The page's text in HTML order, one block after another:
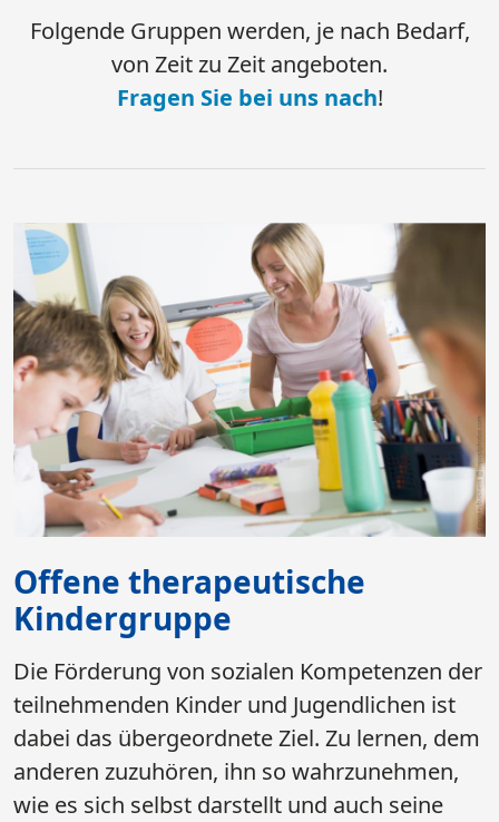
Folgende Gruppen werden, je nach Bedarf,
von Zeit zu Zeit angeboten.
Fragen Sie bei uns nach!
Offene therapeutische
Kindergruppe
Die Förderung von sozialen Kompetenzen der
teilnehmenden Kinder und Jugendlichen ist
dabei das übergeordnete Ziel. Zu lernen, dem
anderen zuzuhören, ihn so wahrzunehmen,
wie es sich selbst darstellt und auch seine